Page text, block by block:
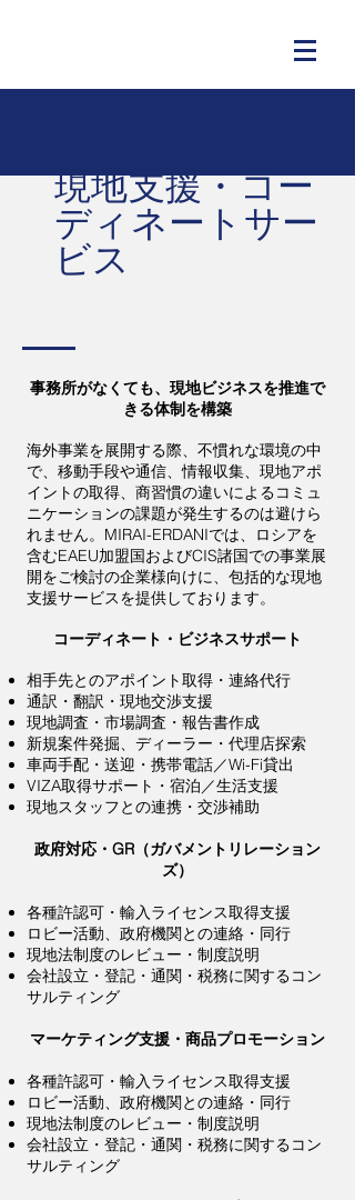
現地支援・コー
ディネートサー
ビス
事務所がなくても、現地ビジネスを推進で
きる体制を構築
​海外事業を展開する際、不慣れな環境の中
で、移動手段や通信、情報収集、現地アポ
イントの取得、商習慣の違いによるコミュ
ニケーションの課題が発生するのは避けら
れません。MIRAI-ERDANIでは、ロシアを
含むEAEU加盟国およびCIS諸国での事業展
開をご検討の企業様向けに、包括的な現地
支援サービスを提供しております。
コーディネート・ビジネスサポート
相手先とのアポイント取得・連絡代行
通訳・翻訳・現地交渉支援
現地調査・市場調査・報告書作成
新規案件発掘、ディーラー・代理店探索
車両手配・送迎・携帯電話／Wi-Fi貸出
VIZA取得サポート・宿泊／生活支援
現地スタッフとの連携・交渉補助
政府対応・GR（ガバメントリレーション
ズ）
各種許認可・輸入ライセンス取得支援
ロビー活動、政府機関との連絡・同行
現地法制度のレビュー・制度説明
会社設立・登記・通関・税務に関するコン
サルティング
マーケティング支援・商品プロモーション
各種許認可・輸入ライセンス取得支援
ロビー活動、政府機関との連絡・同行
現地法制度のレビュー・制度説明
会社設立・登記・通関・税務に関するコン
サルティング